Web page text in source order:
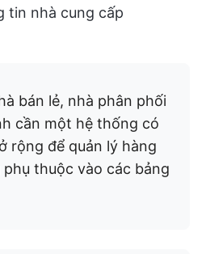
tin nhà cung cấp
bán lẻ, nhà phân phối
cần một hệ thống có
rộng để quản lý hàng
thuộc vào các bảng